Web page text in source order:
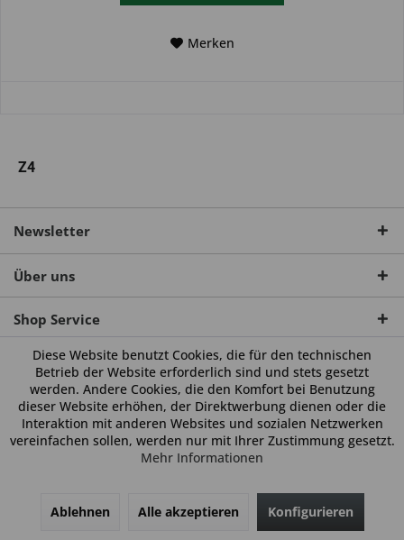
Merken
Z4
Newsletter
Über uns
Shop Service
Diese Website benutzt Cookies, die für den technischen
Betrieb der Website erforderlich sind und stets gesetzt
werden. Andere Cookies, die den Komfort bei Benutzung
dieser Website erhöhen, der Direktwerbung dienen oder die
Interaktion mit anderen Websites und sozialen Netzwerken
vereinfachen sollen, werden nur mit Ihrer Zustimmung gesetzt.
Mehr Informationen
Ablehnen Alle akzeptieren Konfigurieren